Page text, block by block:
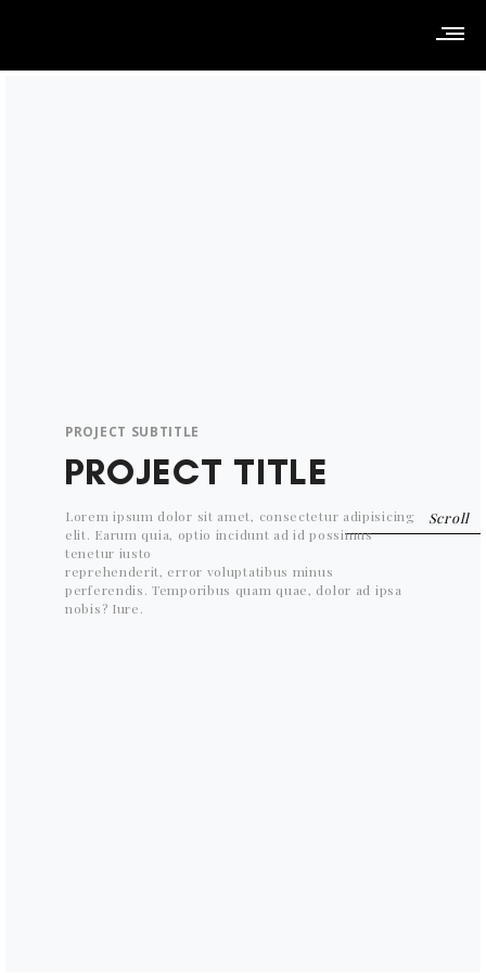
PROJECT SUBTITLE
PROJECT TITLE
Lorem ipsum dolor sit amet, consectetur adipisicing
elit. Earum quia, optio incidunt ad id possimus
tenetur iusto
reprehenderit, error voluptatibus minus
perferendis. Temporibus quam quae, dolor ad ipsa
nobis? Iure.